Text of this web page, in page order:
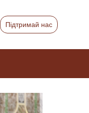
Підтримай нас